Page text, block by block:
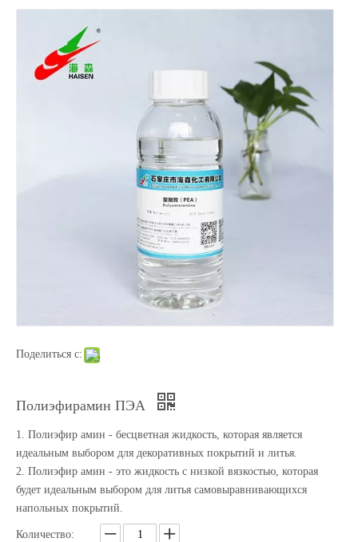
Поделиться с:
Полиэфирамин ПЭА
1. Полиэфир амин - бесцветная жидкость, которая является
идеальным выбором для декоративных покрытий и литья.
2. Полиэфир амин - это жидкость с низкой вязкостью, которая
будет идеальным выбором для литья самовыравнивающихся
напольных покрытий.
Количество: